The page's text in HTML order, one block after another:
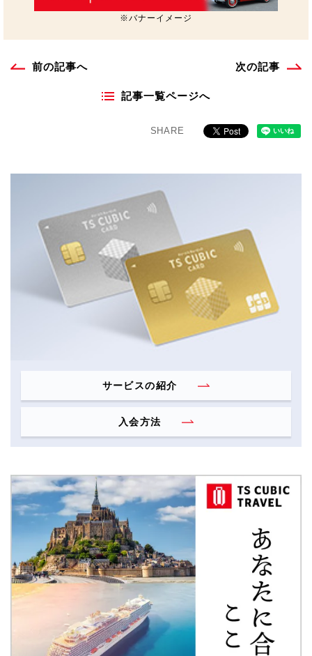
サービスの紹介
入会方法
※バナーイメージ
前の記事へ
記事一覧ページへ
次の記事
SHARE